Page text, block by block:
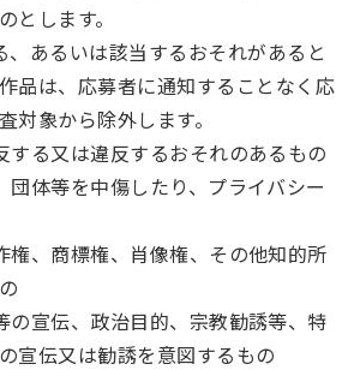
とします。
、あるいは該当するおそれがあると
品は、応募者に通知することなく応
対象から除外します。
る又は違反するおそれのあるもの
体等を中傷したり、プライバシー
、商標権、肖像権、その他知的所
宣伝、政治目的、宗教勧誘等、特
宣伝又は勧誘を意図するもの